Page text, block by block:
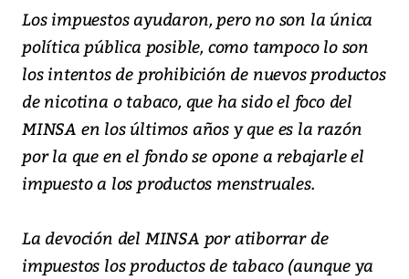
Los impuestos ayudaron, pero no son la única
política pública posible, como tampoco lo son
los intentos de prohibición de nuevos productos
de nicotina o tabaco, que ha sido el foco del
MINSA en los últimos años y que es la razón
por la que en el fondo se opone a rebajarle el
impuesto a los productos menstruales.
La devoción del MINSA por atiborrar de
impuestos los productos de tabaco (aunque ya